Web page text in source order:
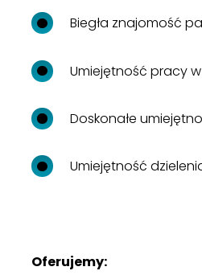
Biegła znajomość
Umiejętność pracy
Doskonałe
Umiejętność
Oferujemy: